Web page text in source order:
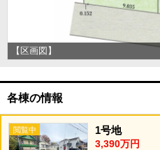
【区画図】
各棟の情報
1号地
3,390万円